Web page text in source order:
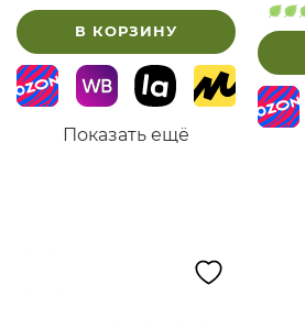
В КОРЗИНУ
Показать ещё